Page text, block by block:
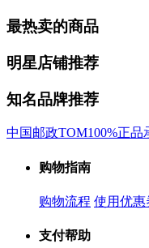
最热卖的商品
明星店铺推荐
知名品牌推荐
中国邮政TOM100%正品
购物指南
购物流程 使用优惠
支付帮助